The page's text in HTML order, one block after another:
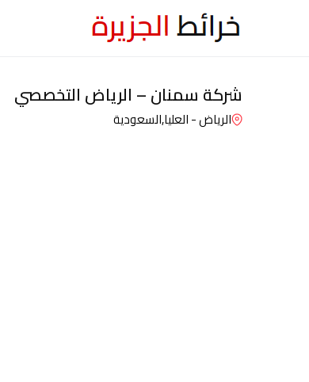
شركة سمنان – الرياض التخصصي
الرياض - العليا,السعودية